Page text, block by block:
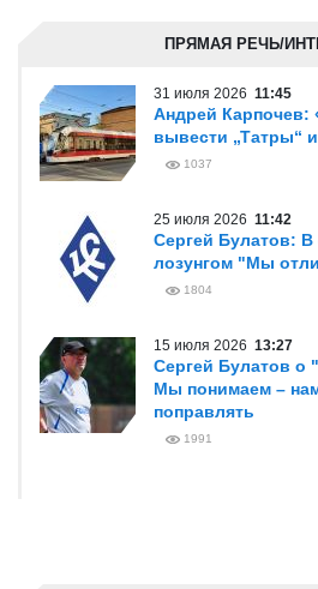
ПРЯМАЯ РЕЧЬ/
31 июля 2026 11:45
Андрей
вывести „Татры“
1037
25 июля 2026 11:42
Сергей Булатов: В
лозунгом "Мы
1804
15 июля 2026 13:27
Сергей Булатов о
Мы понимаем –
поправлять
1991